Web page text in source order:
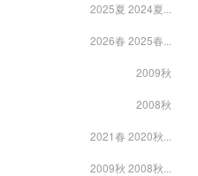
2025夏 2024夏...
2026春 2025春...
2009秋
2008秋
2021春 2020秋...
2009秋 2008秋...